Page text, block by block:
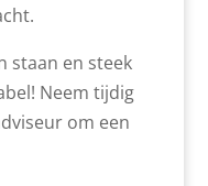
staan en steek
Neem tijdig
om een